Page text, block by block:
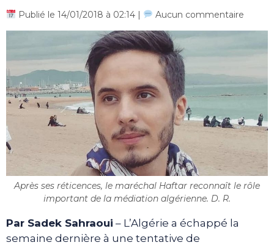
Publié le 14/01/2018 à 02:14 | Aucun commentaire
Après ses réticences, le maréchal Haftar reconnaît le rôle
important de la médiation algérienne. D. R.
Par Sadek Sahraoui – L’Algérie a échappé la
semaine dernière à une tentative de